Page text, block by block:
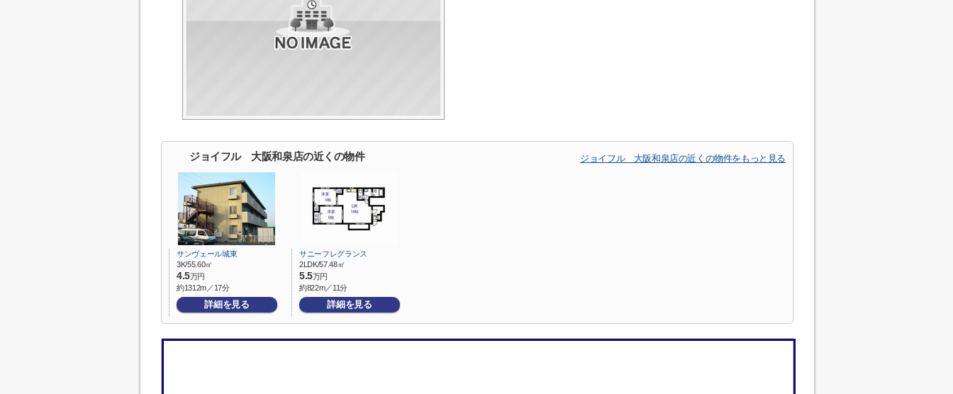
ジョイフル 大阪和泉店の近くの物件 ジョイフル 大阪和泉店の近くの物件をもっと見る
サンヴェール城東
3K/55.60㎡
4.5万円
約1312m／17分
詳細を見る
サニーフレグランス
2LDK/57.48㎡
5.5万円
約822m／11分
詳細を見る